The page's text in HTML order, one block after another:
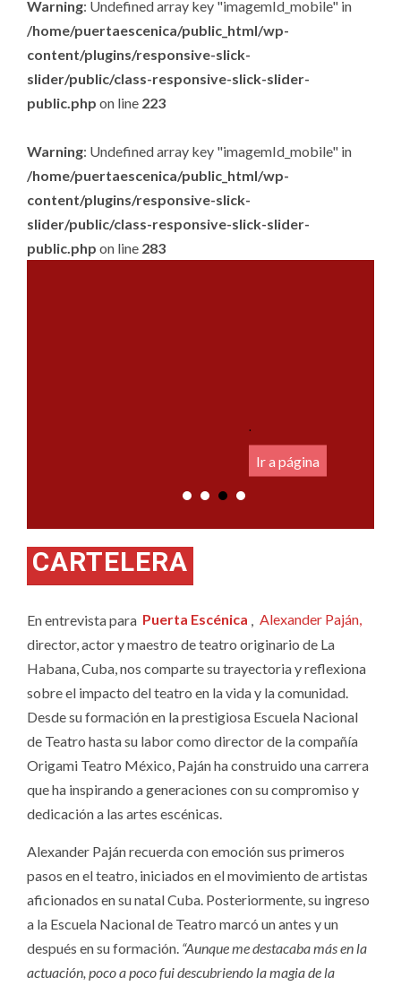
Warning: Undefined array key "imagemId_mobile" in
/home/puertaescenica/public_html/wp-
content/plugins/responsive-slick-
slider/public/class-responsive-slick-slider-
public.php on line 223
Warning: Undefined array key "imagemId_mobile" in
/home/puertaescenica/public_html/wp-
content/plugins/responsive-slick-
slider/public/class-responsive-slick-slider-
public.php on line 283
.
Ir a página
CARTELERA
En entrevista para Puerta Escénica
Alexander Paján,
director, actor y maestro de teatro originario de La
Habana, Cuba, nos comparte su trayectoria y reflexiona
sobre el impacto del teatro en la vida y la comunidad.
Desde su formación en la prestigiosa Escuela Nacional
de Teatro hasta su labor como director de la compañía
Origami Teatro México, Paján ha construido una carrera
que ha inspirando a generaciones con su compromiso y
dedicación a las artes escénicas.
Alexander Paján recuerda con emoción sus primeros
pasos en el teatro, iniciados en el movimiento de artistas
aficionados en su natal Cuba. Posteriormente, su ingreso
a la Escuela Nacional de Teatro marcó un antes y un
después en su formación. “Aunque me destacaba más en la
actuación, poco a poco fui descubriendo la magia de la